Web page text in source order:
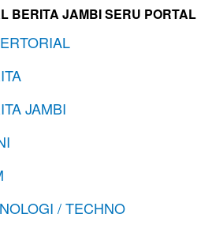
BERITA JAMBI SERU PORTAL
JAMBI
/ TECHNO